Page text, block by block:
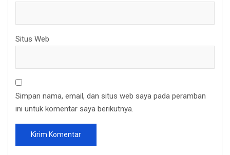
Situs Web
Simpan nama, email, dan situs web saya pada peramban
ini untuk komentar saya berikutnya.